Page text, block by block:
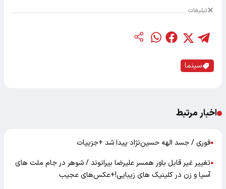
تبلیغات
سینما
اخبار مرتبط
●فوری / جسد الهه حسین‌نژاد پیدا شد +جزییات
●تغییر غیر قابل باور همسر علیرضا بیرانوند / شوهر در جام ملت های
آسیا و زن در کلینیک های زیبایی!+عکس‌های عجیب